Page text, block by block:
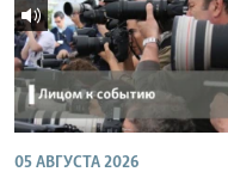
05 АВГУСТА 2026